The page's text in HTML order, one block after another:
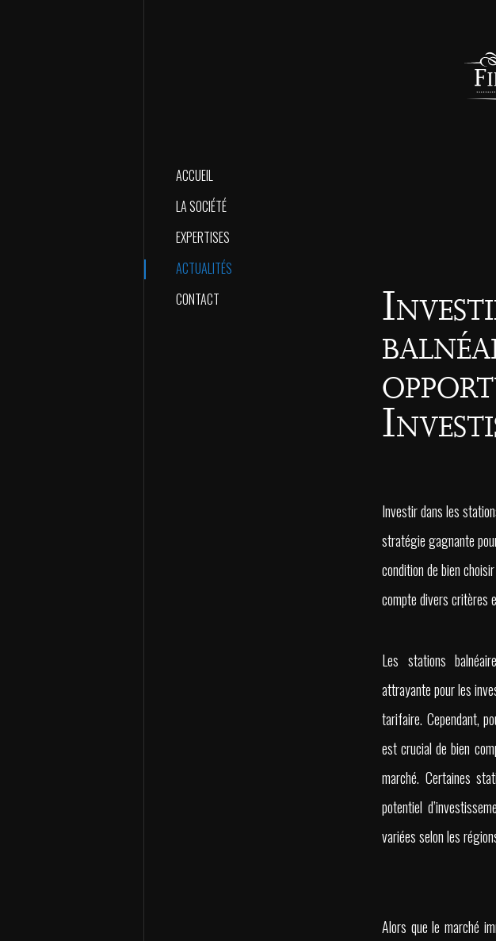
ACCUEIL
LA SOCIÉTÉ
EXPERTISES
ACTUALITÉS
CONTACT
Investir dans les
stratégie gagnante
condition de bien
compte divers critères
Les stations
attrayante pour les
tarifaire. Cependant,
est crucial de bien
marché. Certaines
potentiel
variées selon les
Alors que le marché